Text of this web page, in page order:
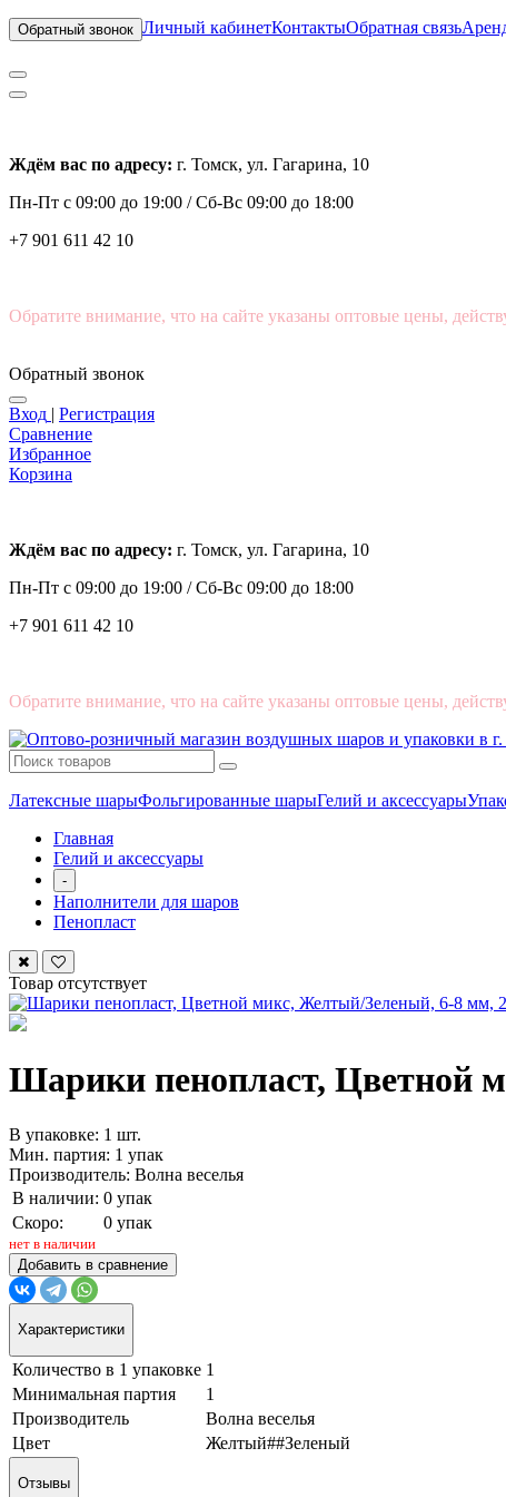
Обратный звонок Личный кабинетКонтактыОбратная связь
Ждём вас по адресу: г. Томск, ул. Гагарина, 10
Пн-Пт с 09:00 до 19:00 /Сб-Вс 09:00 до 18:00
+7 901 611 42 10
Обратите внимание, что на сайте указаны оптовые цены,
Обратный звонок
Вход | Регистрация
Сравнение
Избранное
Корзина
Ждём вас по адресу: г. Томск, ул. Гагарина, 10
Пн-Пт с 09:00 до 19:00 /Сб-Вс 09:00 до 18:00
+7 901 611 42 10
Обратите внимание, что на сайте указаны оптовые цены,
Латексные шарыФольгированные шарыГелий и аксессуары
Главная
Гелий и аксессуары
-
Наполнители для шаров
Пенопласт
Товар отсутствует
Шарики пенопласт, Цветной
В упаковке: 1 шт.
Мин. партия: 1 упак
Производитель: Волна веселья
В наличии: 0 упак
Скоро:
0 упак
нет в наличии
Добавить в сравнение
Характеристики
Количество в 1 упаковке 1
Минимальная партия
1
Производитель
Волна веселья
Цвет
Желтый##Зеленый
Отзывы